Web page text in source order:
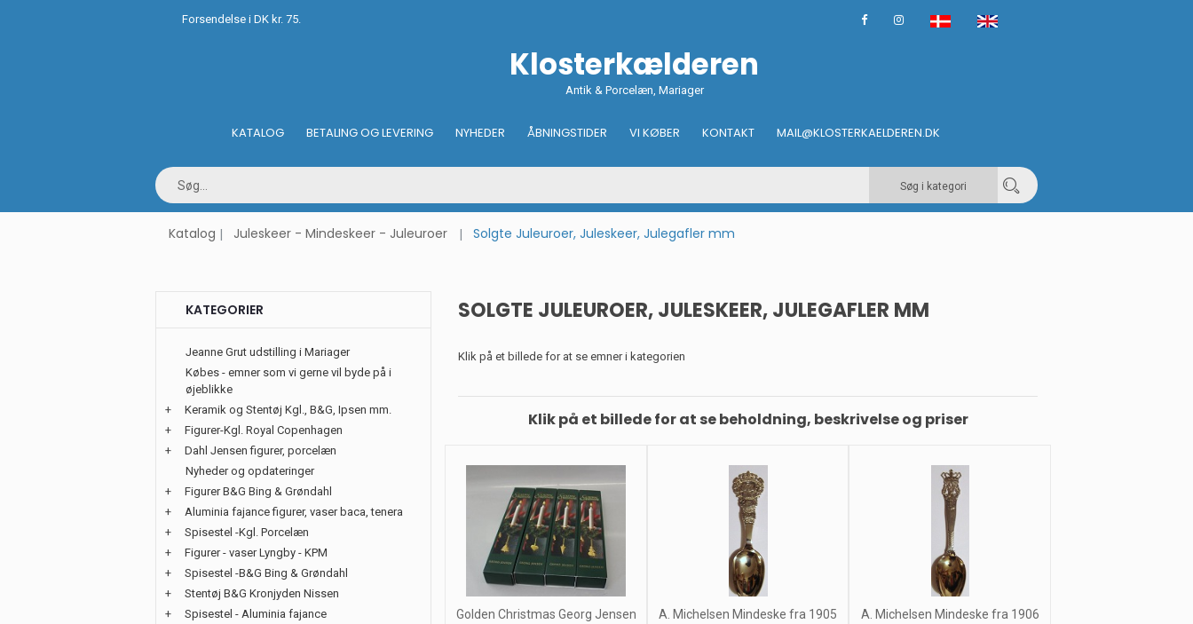
Forsendelse i DK kr. 75.
Klosterkælderen
Antik & Porcelæn, Mariager
KATALOG BETALING OG LEVERING NYHEDER ÅBNINGSTIDER VI KØBER KONTAKT MAIL@KLOSTERKAELDEREN.DK
Søg i kategori
Katalog Juleskeer - Mindeskeer - Juleuroer Solgte Juleuroer, Juleskeer, Julegafler mm
SOLGTE JULEUROER, JULESKEER, JULEGAFLER MM
Klik på et billede for at se emner i kategorien
Klik på et billede for at se beholdning, beskrivelse og priser
Golden Christmas Georg Jensen
A. Michelsen Mindeske fra 1905
A. Michelsen Mindeske fra 1906
KATEGORIER
Jeanne Grut udstilling i Mariager
Købes - emner som vi gerne vil byde på i
øjeblikke
+
Keramik og Stentøj Kgl., B&G, Ipsen mm.
+
Figurer-Kgl. Royal Copenhagen
+
Dahl Jensen figurer, porcelæn
Nyheder og opdateringer
+
Figurer B&G Bing & Grøndahl
+
Aluminia fajance figurer, vaser baca, tenera
+
Spisestel -Kgl. Porcelæn
+
Figurer - vaser Lyngby - KPM
+
Spisestel -B&G Bing & Grøndahl
+
Stentøj B&G Kronjyden Nissen
+
Spisestel - Aluminia fajance